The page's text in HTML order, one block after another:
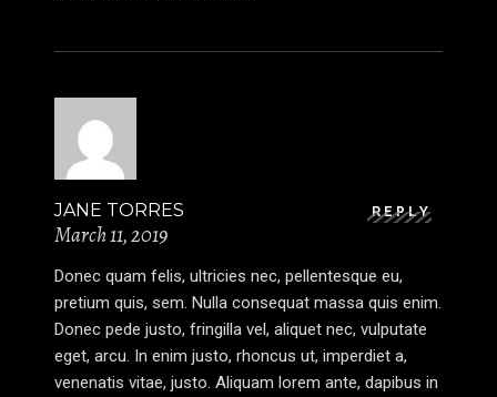
JANE TORRES
March 11, 2019
REPLY
Donec quam felis, ultricies nec, pellentesque eu,
pretium quis, sem. Nulla consequat massa quis enim.
Donec pede justo, fringilla vel, aliquet nec, vulputate
eget, arcu. In enim justo, rhoncus ut, imperdiet a,
venenatis vitae, justo. Aliquam lorem ante, dapibus in